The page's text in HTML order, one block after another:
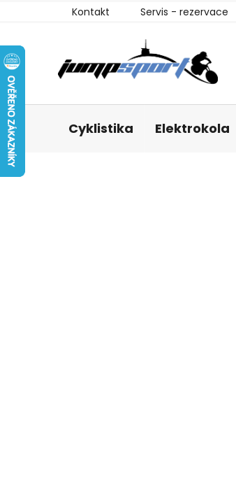
Kontakt Servis - rezervace
Cyklistika Elektrokola